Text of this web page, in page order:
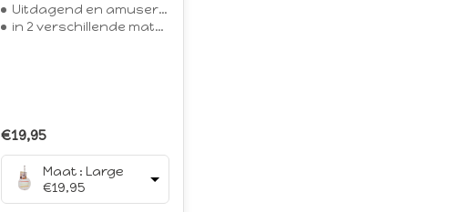
Uitdagend en amuserend
in 2 verschillende maten
€19,95
Maat : Large
€19,95